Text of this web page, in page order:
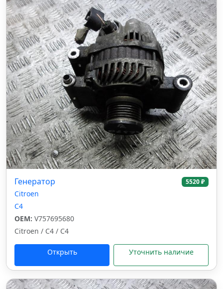
Генератор 5520 ₽
Citroen
C4
OEM: V757695680
Citroen / C4 / C4
Открыть Уточнить наличие